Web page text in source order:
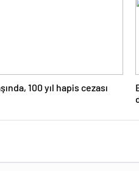
100 yıl hapis cezası